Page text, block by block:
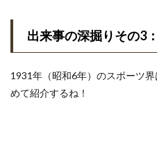
出来事の深掘りその3
1931年（昭和6年）のスポーツ
めて紹介するね！